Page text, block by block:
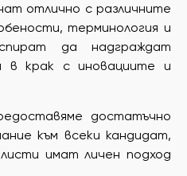
отлично с различните
терминология и
да надграждат
в крак с иновациите и
достатъчно
към всеки кандидат,
имат личен подход